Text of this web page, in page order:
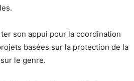
son appui pour la coordination
basées sur la protection de la
le genre.